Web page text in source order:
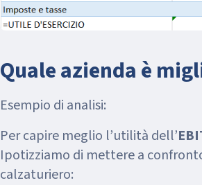
Quale azienda è
Esempio di analisi:
Per capire meglio l’utilità dell’
Ipotizziamo di mettere a
calzaturiero: